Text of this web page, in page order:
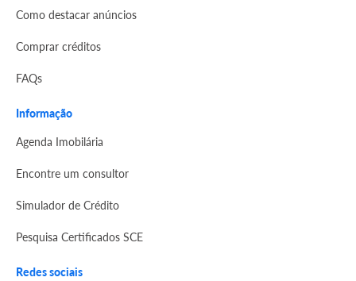
Como destacar anúncios
Comprar créditos
FAQs
Informação
Agenda Imobilária
Encontre um consultor
Simulador de Crédito
Pesquisa Certificados SCE
Redes sociais